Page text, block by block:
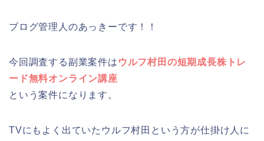
ブログ管理人のあっきーです！！
今回調査する副業案件は ウルフ村田の短期成長株トレ
ード無料オンライン講座
という案件になります。
TVにもよく出ていたウルフ村田という方が仕掛け人に